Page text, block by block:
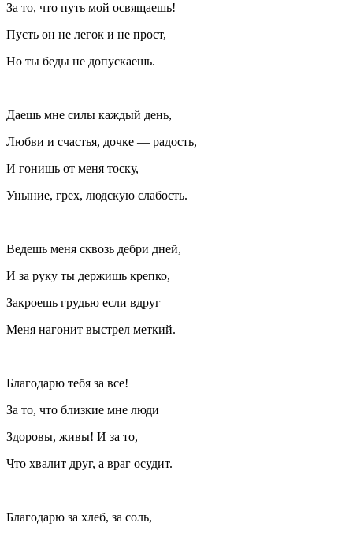
За то, что путь мой освящаешь!
Пусть он не легок и не прост,
Но ты беды не допускаешь.
Даешь мне силы каждый день,
Любви и счастья, дочке — радость,
И гонишь от меня тоску,
Уныние, грех, людскую слабость.
Ведешь меня сквозь дебри дней,
И за руку ты держишь крепко,
Закроешь грудью если вдруг
Меня нагонит выстрел меткий.
Благодарю тебя за все!
За то, что близкие мне люди
Здоровы, живы! И за то,
Что хвалит друг, а враг осудит.
Благодарю за хлеб, за соль,